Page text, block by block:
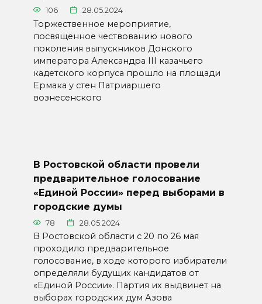
106 28.05.2024
Торжественное мероприятие,
посвящённое чествованию нового
поколения выпускников Донского
императора Александра III казачьего
кадетского корпуса прошло на площади
Ермака у стен Патриаршего
вознесенского
В Ростовской области провели
предварительное голосование
«Единой России» перед выборами в
городские думы
78 28.05.2024
В Ростовской области с 20 по 26 мая
проходило предварительное
голосование, в ходе которого избиратели
определяли будущих кандидатов от
«Единой России». Партия их выдвинет на
выборах городских дум Азова